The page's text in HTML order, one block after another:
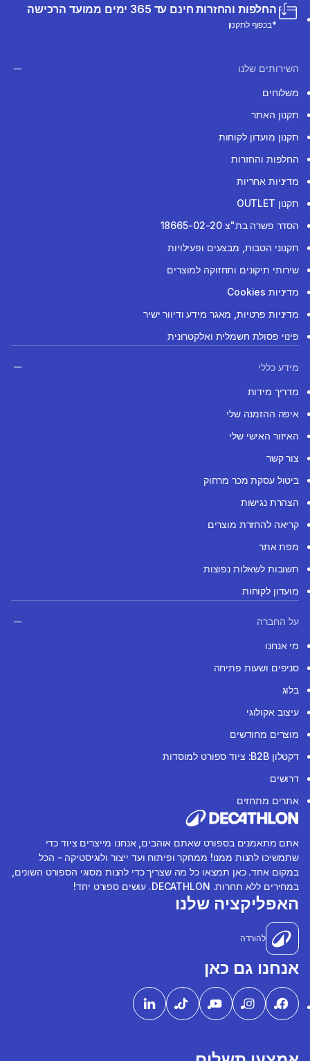
החלפות והחזרות חינם עד 365 ימים ממועד הרכישה
*בכפוף לתקנון
השירותים שלנו
משלוחים
תקנון האתר
תקנון מועדון לקוחות
החלפות והחזרות
מדיניות אחריות
תקנון OUTLET
הסדר פשרה בת"צ 18665-02-20
תקנוני הטבות, מבצעים ופעילויות
שירותי תיקונים ותחזוקה למוצרים
מדיניות Cookies
מדיניות פרטיות, מאגר מידע ודיוור ישיר
פינוי פסולת חשמלית ואלקטרונית
מידע כללי
מדריך מידות
איפה ההזמנה שלי
האיזור האישי שלי
צור קשר
ביטול עסקת מכר מרחוק
הצהרת נגישות
קריאה להחזרת מוצרים
מפת אתר
תשובות לשאלות נפוצות
מועדון לקוחות
על החברה
מי אנחנו
סניפים ושעות פתיחה
בלוג
עיצוב אקולוגי
מוצרים מחודשים
דקטלון B2B: ציוד ספורט למוסדות
דרושים
אתרים מתחזים
אתם מתאמנים בספורט שאתם אוהבים, אנחנו מייצרים ציוד כדי
שתמשיכו להנות ממנו! ממחקר ופיתוח ועד ייצור ולוגיסטיקה - הכל
במקום אחד. כאן תמצאו כל מה שצריך כדי להנות מסוגי הספורט השונים,
במחירים ללא תחרות. DECATHLON. עושים ספורט יחד!
האפליקציה שלנו
להורדה
אנחנו גם כאן